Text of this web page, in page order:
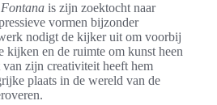
is zijn zoektocht naar
vormen bijzonder
nodigt de kijker uit om voorbij
kijken en de ruimte om kunst heen
zijn creativiteit heeft hem
plaats in de wereld van de